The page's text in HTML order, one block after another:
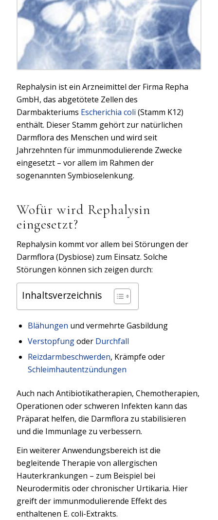
Rephalysin ist ein Arzneimittel der Firma Repha
GmbH, das abgetötete Zellen des
Darmbakteriums Escherichia coli (Stamm K12)
enthält. Dieser Stamm gehört zur natürlichen
Darmflora des Menschen und wird seit
Jahrzehnten für immunmodulierende Zwecke
eingesetzt – vor allem im Rahmen der
sogenannten Symbioselenkung.
Wofür wird Rephalysin
eingesetzt?
Rephalysin kommt vor allem bei Störungen der
Darmflora (Dysbiose) zum Einsatz. Solche
Störungen können sich zeigen durch:
Inhaltsverzeichnis
Blähungen und vermehrte Gasbildung
Verstopfungoder Durchfall
Reizdarmbeschwerden, Krämpfe oder
Schleimhautentzündungen
Auch nach Antibiotikatherapien, Chemotherapien,
Operationen oder schweren Infekten kann das
Präparat helfen, die Darmflora zu stabilisieren
und die Immunlage zu verbessern.
Ein weiterer Anwendungsbereich ist die
begleitende Therapie von allergischen
Hauterkrankungen – zum Beispiel bei
Neurodermitis oder chronischer Urtikaria. Hier
greift der immunmodulierende Effekt des
enthaltenen E. coli-Extrakts.